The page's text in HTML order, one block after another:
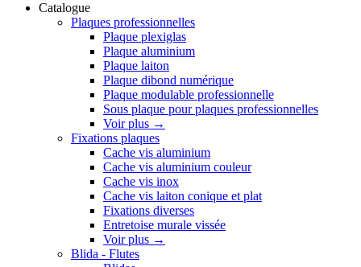
Catalogue
Plaques professionnelles
Plaque plexiglas
Plaque aluminium
Plaque laiton
Plaque dibond numérique
Plaque modulable professionnelle
Sous plaque pour plaques professionnelles
Voir plus →
Fixations plaques
Cache vis aluminium
Cache vis aluminium couleur
Cache vis inox
Cache vis laiton conique et plat
Fixations diverses
Entretoise murale vissée
Voir plus →
Blida - Flutes